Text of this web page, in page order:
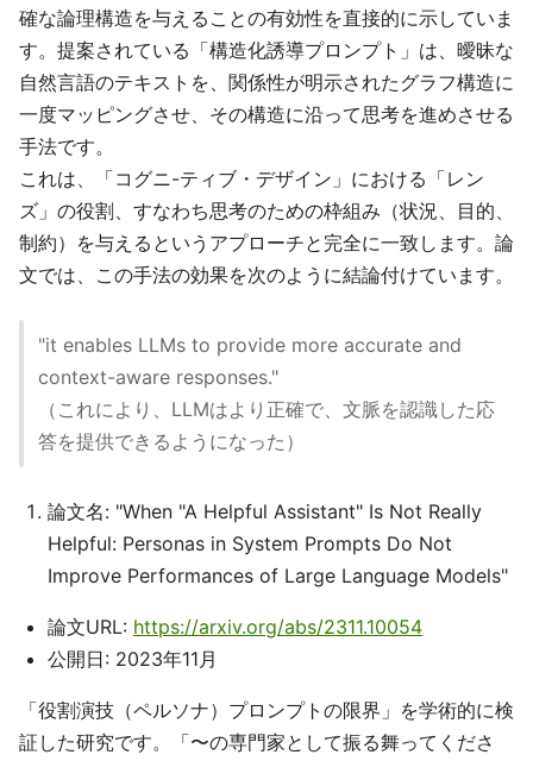
確な論理構造を与えることの有効性を直接的に示していま
す。提案されている「構造化誘導プロンプト」は、曖昧な
自然言語のテキストを、関係性が明示されたグラフ構造に
一度マッピングさせ、その構造に沿って思考を進めさせる
手法です。
これは、「コグニ-ティブ・デザイン」における「レン
ズ」の役割、すなわち思考のための枠組み（状況、目的、
制約）を与えるというアプローチと完全に一致します。論
文では、この手法の効果を次のように結論付けています。
"it enables LLMs to provide more accurate and
context-aware responses."
（これにより、LLMはより正確で、文脈を認識した応
答を提供できるようになった）
論文名: "When "A Helpful Assistant" Is Not Really
Helpful: Personas in System Prompts Do Not
Improve Performances of Large Language Models"
論文URL: https://arxiv.org/abs/2311.10054
公開日: 2023年11月
「役割演技（ペルソナ）プロンプトの限界」を学術的に検
証した研究です。「〜の専門家として振る舞ってくださ